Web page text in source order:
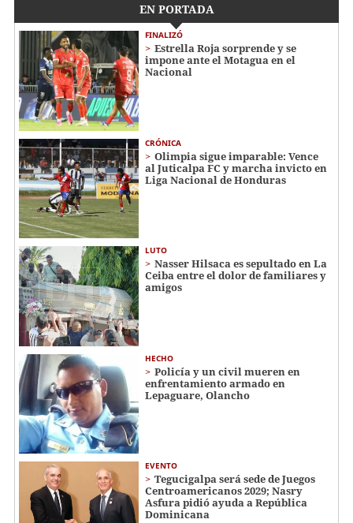
EN PORTADA
FINALIZÓ
Estrella Roja sorprende y se
impone ante el Motagua en el
Nacional
CRÓNICA
Olimpia sigue imparable: Vence
al Juticalpa FC y marcha invicto en
Liga Nacional de Honduras
LUTO
Nasser Hilsaca es sepultado en La
Ceiba entre el dolor de familiares y
amigos
HECHO
Policía y un civil mueren en
enfrentamiento armado en
Lepaguare, Olancho
EVENTO
Tegucigalpa será sede de Juegos
Centroamericanos 2029; Nasry
Asfura pidió ayuda a República
Dominicana